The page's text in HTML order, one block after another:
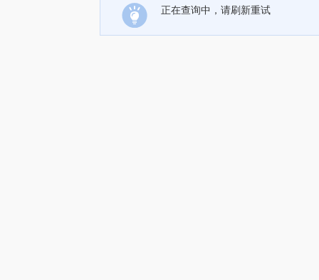
正在查询中，请刷新重试